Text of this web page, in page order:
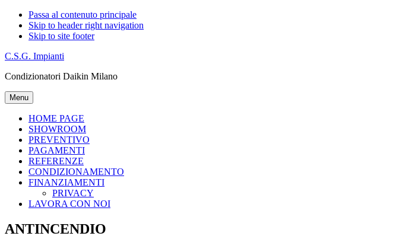
Passa al contenuto principale
Skip to header right navigation
Skip to site footer
C.S.G. Impianti
Condizionatori Daikin Milano
Menu
HOME PAGE
SHOWROOM
PREVENTIVO
PAGAMENTI
REFERENZE
CONDIZIONAMENTO
FINANZIAMENTI
PRIVACY
LAVORA CON NOI
ANTINCENDIO